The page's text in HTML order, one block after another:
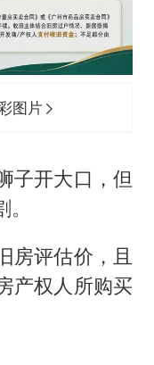
图片
子开大口，但
房评估价，且
产权人所购买